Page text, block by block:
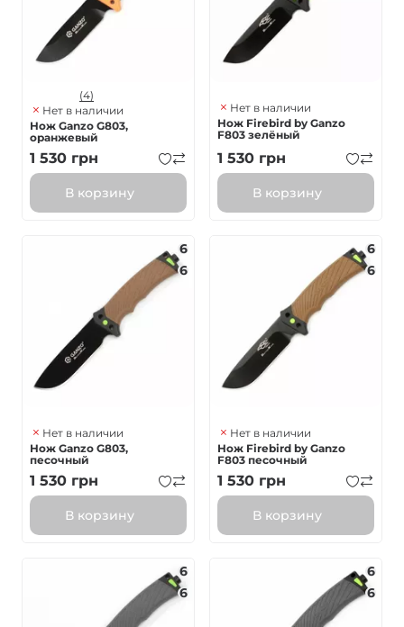
(4)
Нет в наличии
Нож Ganzo G803,
оранжевый
1 530 грн
В корзину
Нет в наличии
Нож Firebird by Ganzo
F803 зелёный
1 530 грн
В корзину
6
6
Нет в наличии
Нож Ganzo G803,
песочный
1 530 грн
В корзину
6
6
Нет в наличии
Нож Firebird by Ganzo
F803 песочный
1 530 грн
В корзину
6
6
6
6